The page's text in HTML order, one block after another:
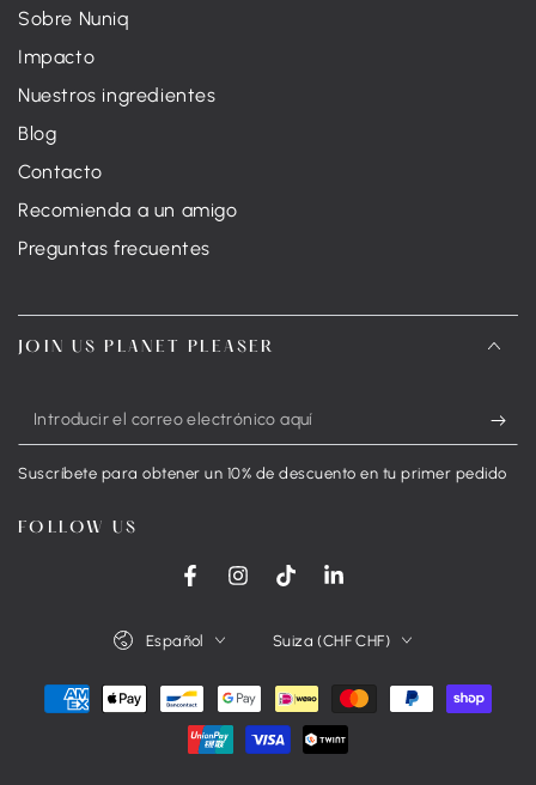
Sobre Nuniq
Impacto
Nuestros ingredientes
Blog
Contacto
Recomienda a un amigo
Preguntas frecuentes
JOIN US PLANET PLEASER
Introducir
el
electrónico
Suscríbete para obtener un 10% de descuento en tu primer pedido
FOLLOW US
FacebookInstagramTikTokLinkedIn
Español Suiza (CHF CHF)
Métodos